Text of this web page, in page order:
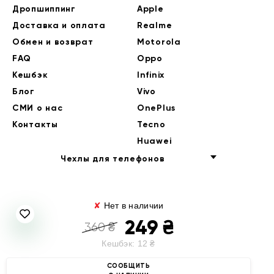
✘ Нет в наличии
360₴ 249 ₴
Кешбэк: 12 ₴
СООБЩИТЬ
Дропшиппинг
Доставка и оплата
Обмен и возврат
FAQ
Кешбэк
Блог
СМИ о нас
Контакты
Apple
Realme
Motorola
Oppo
Infinix
Vivo
OnePlus
Tecno
Huawei
Чехлы для телефонов